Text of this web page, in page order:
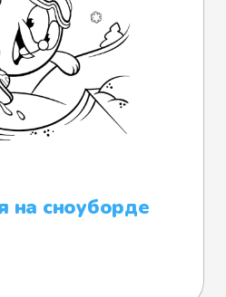
на сноуборде